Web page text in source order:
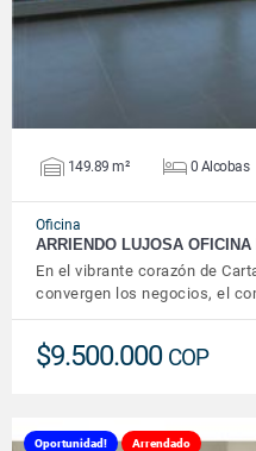
149.89 m² 0 Alcobas
Oficina
ARRIENDO LUJOSA
En el vibrante corazón de
convergen los negocios, el
$9.500.000 COP
Oportunidad! Arrendado